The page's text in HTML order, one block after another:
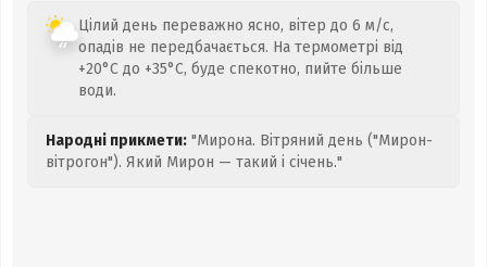
Цілий день переважно ясно, вітер до 6 м/с,
опадів не передбачається. На термометрі від
+20°C до +35°C, буде спекотно, пийте більше
води.
Народні прикмети: "Мирона. Вітряний день ("Мирон-
вітрогон"). Який Мирон — такий і січень."